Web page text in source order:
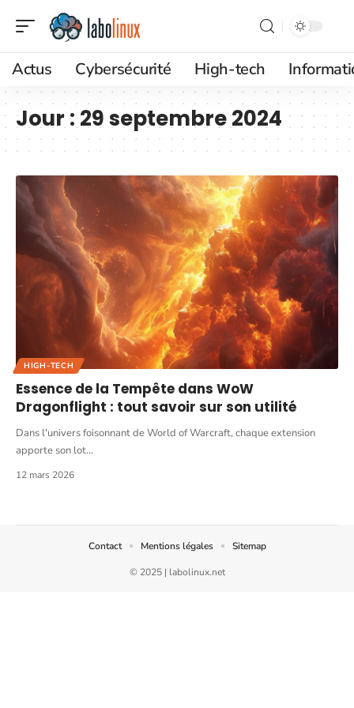
Actus Cybersécurité High-tech
Jour :29 septembre 2024
HIGH-TECH
Essence de la Tempête dans WoW
Dragonflight : tout savoir sur son utilité
Dans l'univers foisonnant de World of Warcraft, chaque extension
apporte son lot…
12 mars 2026
© 2025 | labolinux.net
Contact Mentions légales Sitemap